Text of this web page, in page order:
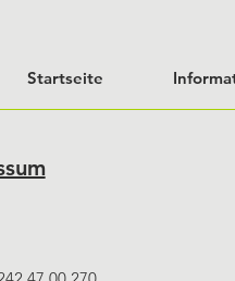
Startseite